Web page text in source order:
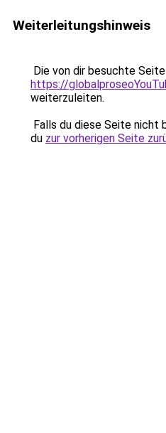
Weiterleitungshinweis
Die von dir besuchte
https://
weiterzuleiten.
Falls du diese Seite nicht
du zur vorherigen Seite